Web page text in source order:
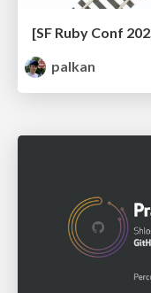
[SF Ruby Conf
palkan